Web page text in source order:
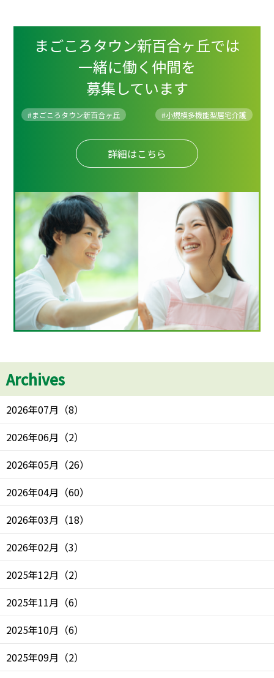
まごころタウン新百合ヶ丘では
一緒に働く仲間を
募集しています
#まごころタウン新百合ヶ丘 #小規模多機能型居宅介護
詳細はこちら
Archives
2026年07月 （8）
2026年06月 （2）
2026年05月 （26）
2026年04月 （60）
2026年03月 （18）
2026年02月 （3）
2025年12月 （2）
2025年11月 （6）
2025年10月 （6）
2025年09月 （2）